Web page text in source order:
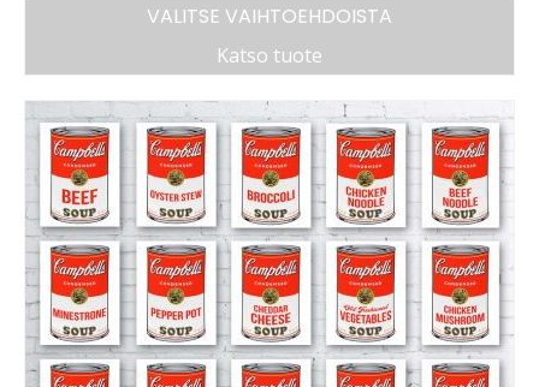
VALITSE VAIHTOEHDOISTA
Katso tuote